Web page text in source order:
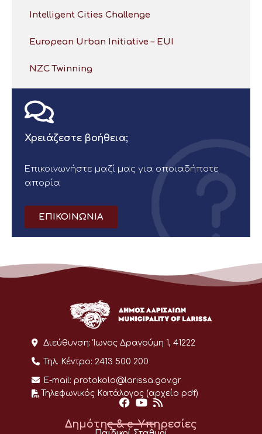
Intelligent Cities Challenge
European Urban Initiative – EUI
NZC Twinning
Χρειάζεστε βοήθεια;
Επικοινωνήστε μαζί μας για οποιαδήποτε
απορία
ΕΠΙΚΟΙΝΩΝΙΑ
Διεύθυνση: Ίωνος Δραγούμη 1, 41222
Τηλ. Κέντρο: 2413 500 200
E-mail: protokolo@larissa.gov.gr
Τηλεφωνικός Κατάλογος (αρχείο pdf)
Δημότης & e-Υπηρεσίες